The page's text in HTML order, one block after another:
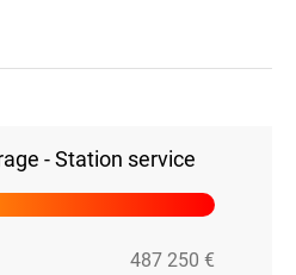
- Station service
487 250 €